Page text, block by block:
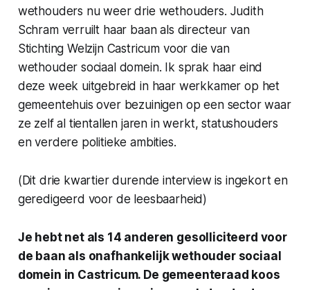
wethouders nu weer drie wethouders. Judith
Schram verruilt haar baan als directeur van
Stichting Welzijn Castricum voor die van
wethouder sociaal domein. Ik sprak haar eind
deze week uitgebreid in haar werkkamer op het
gemeentehuis over bezuinigen op een sector waar
ze zelf al tientallen jaren in werkt, statushouders
en verdere politieke ambities.
(Dit drie kwartier durende interview is ingekort en
geredigeerd voor de leesbaarheid)
Je hebt net als 14 anderen gesolliciteerd voor
de baan als onafhankelijk wethouder sociaal
domein in Castricum. De gemeenteraad koos